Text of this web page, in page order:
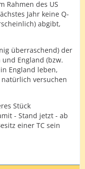
Rahmen des US
Jahr keine Q-
abgibt,
überraschend) der
England (bzw.
England leben,
versuchen
Stück
- Stand jetzt - ab
einer TC sein